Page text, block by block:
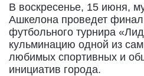
В воскресенье, 15 июня,
Ашкелона проведет
футбольного турнира
кульминацию одной из
любимых спортивных и
инициатив города.